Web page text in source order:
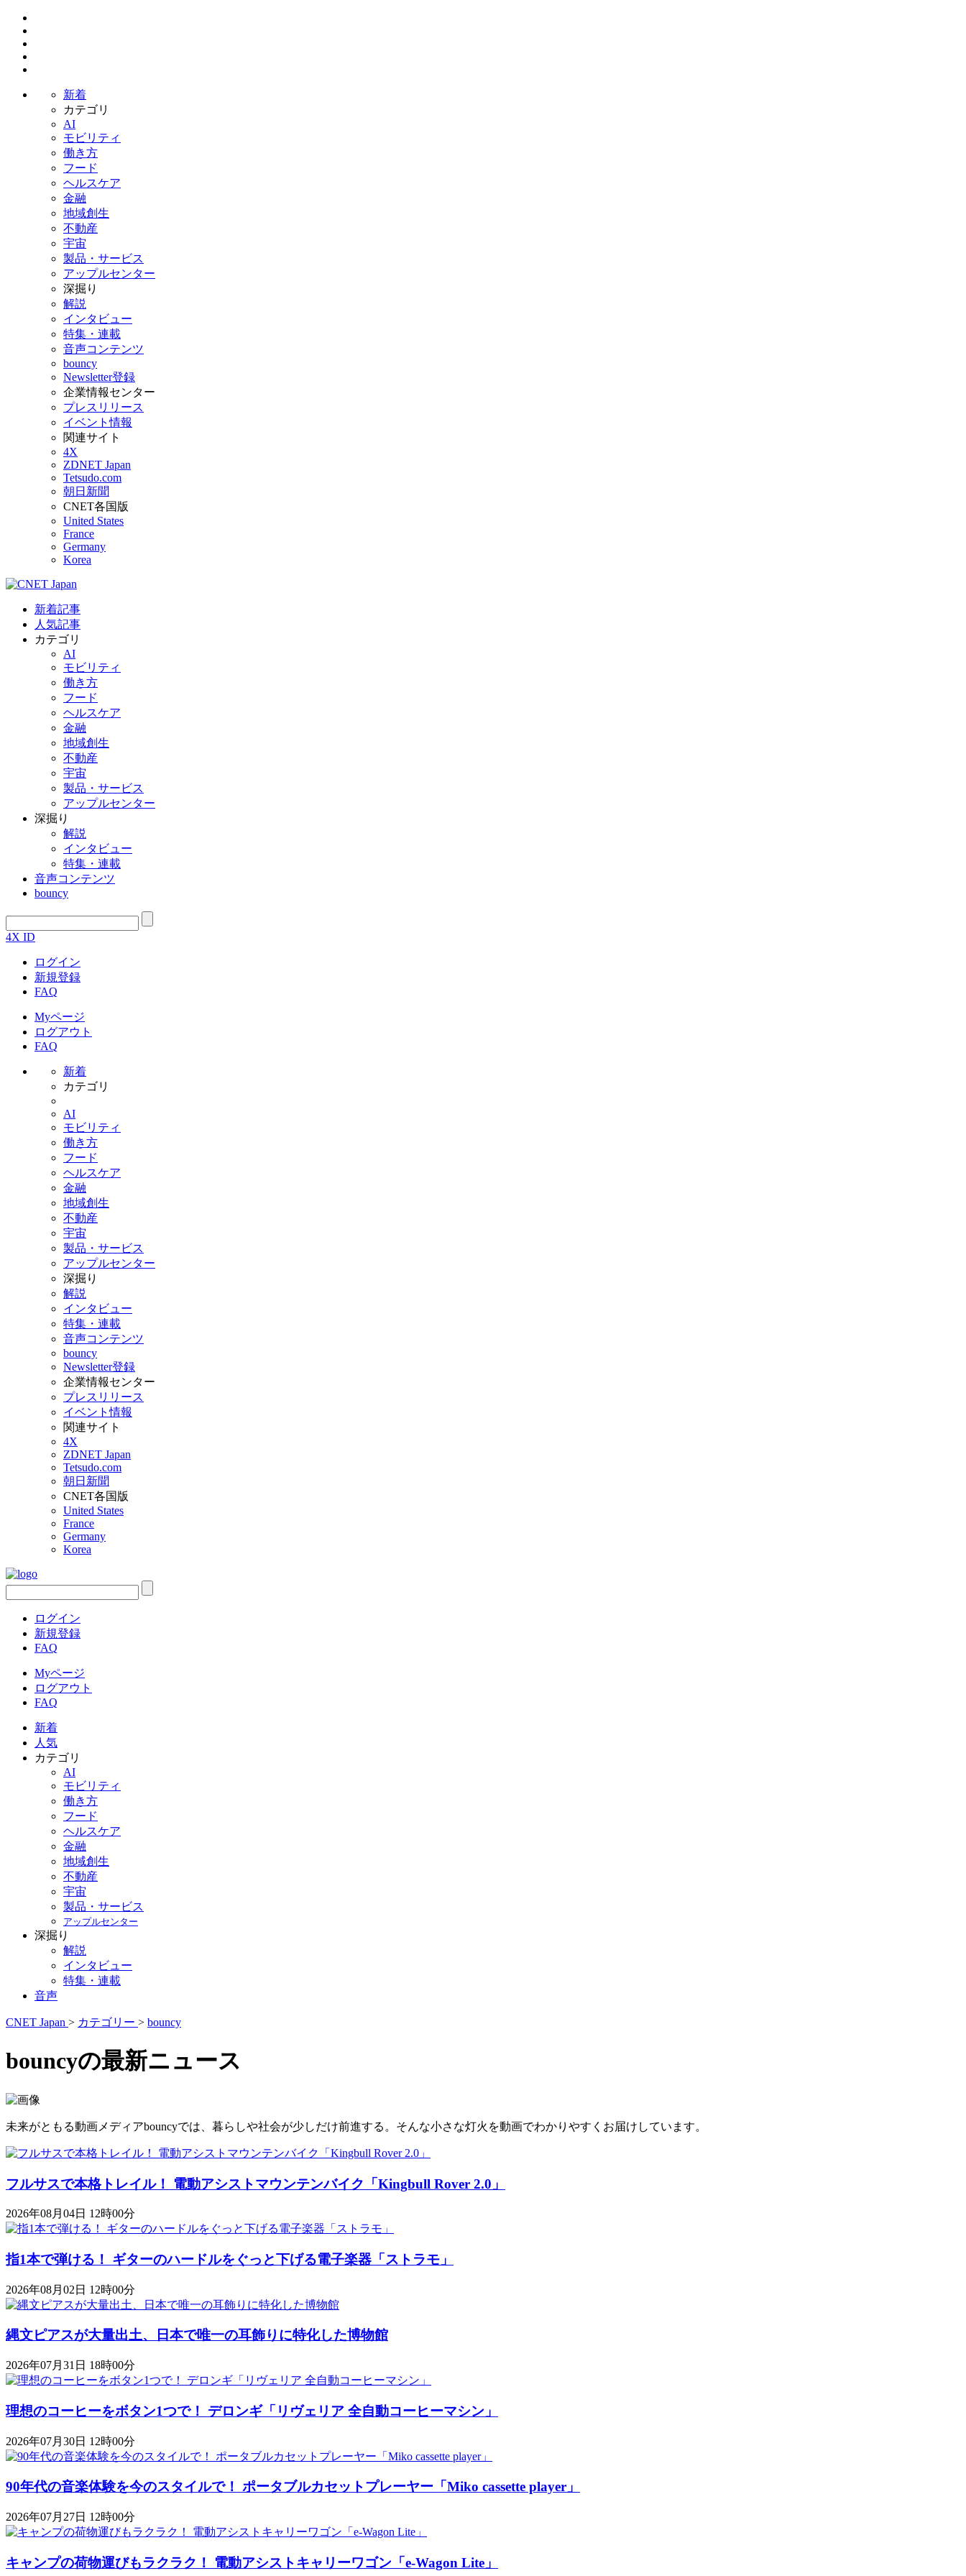
新着
カテゴリ
AI
モビリティ
働き方
フード
ヘルスケア
金融
地域創生
不動産
宇宙
製品・サービス
アップルセンター
深掘り
解説
インタビュー
特集・連載
音声コンテンツ
bouncy
Newsletter登録
企業情報センター
プレスリリース
イベント情報
関連サイト
4X
ZDNET Japan
Tetsudo.com
朝日新聞
CNET各国版
United States
France
Germany
Korea
新着記事
人気記事
カテゴリ
AI
モビリティ
働き方
フード
ヘルスケア
金融
地域創生
不動産
宇宙
製品・サービス
アップルセンター
深掘り
解説
インタビュー
特集・連載
音声コンテンツ
bouncy
4X ID
ログイン
新規登録
FAQ
Myページ
ログアウト
FAQ
新着
カテゴリ
AI
モビリティ
働き方
フード
ヘルスケア
金融
地域創生
不動産
宇宙
製品・サービス
アップルセンター
深掘り
解説
インタビュー
特集・連載
音声コンテンツ
bouncy
Newsletter登録
企業情報センター
プレスリリース
イベント情報
関連サイト
4X
ZDNET Japan
Tetsudo.com
朝日新聞
CNET各国版
United States
France
Germany
Korea
ログイン
新規登録
FAQ
Myページ
ログアウト
FAQ
新着
人気
カテゴリ
AI
モビリティ
働き方
フード
ヘルスケア
金融
地域創生
不動産
宇宙
製品・サービス
アップルセンター
深掘り
解説
インタビュー
特集・連載
音声
CNET Japan > カテゴリー > bouncy
bouncyの最新ニュース
未来がともる動画メディアbouncyでは、暮らしや社会が少しだけ前進する。そんな小さな灯火を動画でわかりやすくお届けしています。
フルサスで本格トレイル！ 電動アシストマウンテンバイク「Kingbull Rover 2.0」
2026年08月04日 12時00分
指1本で弾ける！ ギターのハードルをぐっと下げる電子楽器「ストラモ」
2026年08月02日 12時00分
縄文ピアスが大量出土、日本で唯一の耳飾りに特化した博物館
2026年07月31日 18時00分
理想のコーヒーをボタン1つで！ デロンギ「リヴェリア 全自動コーヒーマシン」
2026年07月30日 12時00分
90年代の音楽体験を今のスタイルで！ ポータブルカセットプレーヤー「Miko cassette player」
2026年07月27日 12時00分
キャンプの荷物運びもラクラク！ 電動アシストキャリーワゴン「​​e-Wagon Lite」